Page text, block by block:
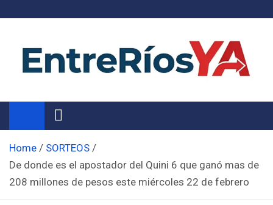
Noticias de Entre Ríos
Información de toda la provincia ahora
Home
SORTEOS
De donde es el apostador del Quini 6 que ganó mas de
208 millones de pesos este miércoles 22 de febrero